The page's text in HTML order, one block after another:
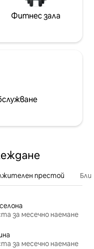
Фитнес зала
престой
за месечно наемане
за месечно наемане